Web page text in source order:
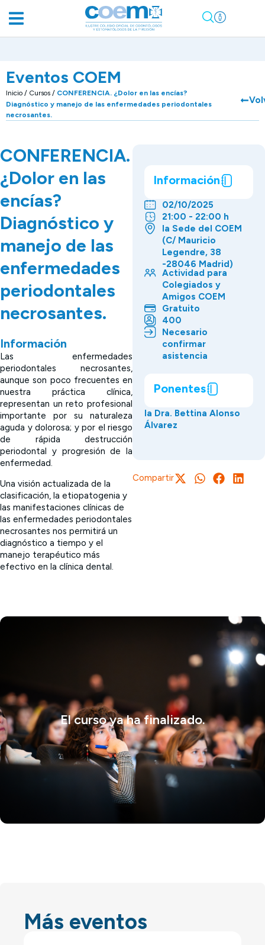
Eventos COEM
Inicio / Cursos / CONFERENCIA. ¿Dolor en las encías?
Diagnóstico y manejo de las enfermedades periodontales
necrosantes.
CONFERENCIA.
¿Dolor en las
encías?
Diagnóstico y
manejo de las
enfermedades
periodontales
necrosantes.
Información
Las enfermedades
periodontales necrosantes,
aunque son poco frecuentes en
nuestra práctica clínica,
representan un reto profesional
importante por su naturaleza
aguda y dolorosa; y por el riesgo
de rápida destrucción
periodontal y progresión de la
enfermedad.
Una visión actualizada de la
clasificación, la etiopatogenia y
las manifestaciones clínicas de
las enfermedades periodontales
necrosantes nos permitirá un
diagnóstico a tiempo y el
manejo terapéutico más
efectivo en la clínica dental.
Información
02/10/2025
21:00 - 22:00 h
la Sede del COEM
(C/ Mauricio
Legendre, 38
-28046 Madrid)
Actividad para
Colegiados y
Amigos COEM
Gratuito
400
Necesario
confirmar
asistencia
Ponentes
la Dra. Bettina Alonso
Álvarez
Compartir
El curso ya ha finalizado.
Más eventos